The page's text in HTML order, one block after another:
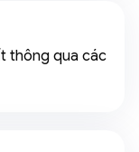
thông qua các